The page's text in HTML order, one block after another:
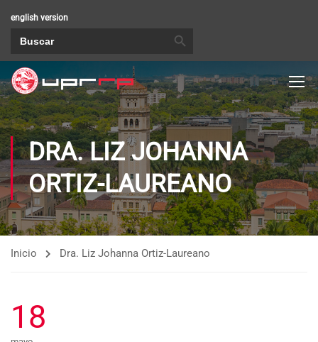
english version
DRA. LIZ JOHANNA
ORTIZ-LAUREANO
Inicio Dra. Liz Johanna Ortiz-Laureano
18